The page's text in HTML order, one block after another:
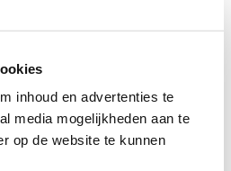
inhoud en advertenties te
media mogelijkheden aan te
op de website te kunnen
staan we klaar bij de
schip hier twee dagen
doorbrengen in een
Maar voordat we daar